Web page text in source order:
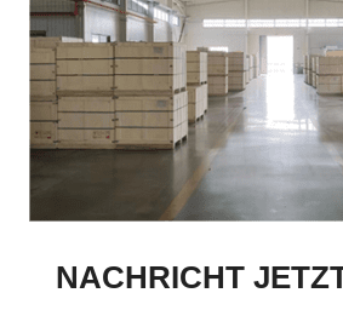
NACHRICHT